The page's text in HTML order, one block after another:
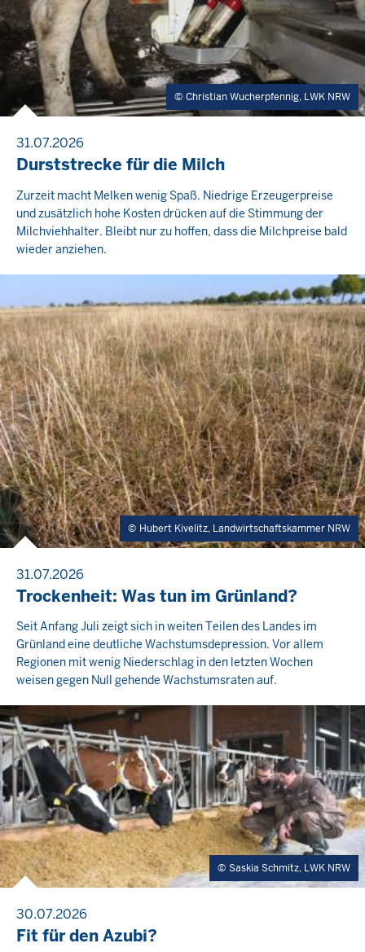
Christian Wucherpfennig, LWK NRW
31.07.2026
Durststrecke für die Milch
Zurzeit macht Melken wenig Spaß. Niedrige Erzeugerpreise
und zusätzlich hohe Kosten drücken auf die Stimmung der
Milchviehhalter. Bleibt nur zu hoffen, dass die Milchpreise bald
wieder anziehen.
Hubert Kivelitz, Landwirtschaftskammer NRW
31.07.2026
Trockenheit: Was tun im Grünland?
Seit Anfang Juli zeigt sich in weiten Teilen des Landes im
Grünland eine deutliche Wachstumsdepression. Vor allem
Regionen mit wenig Niederschlag in den letzten Wochen
weisen gegen Null gehende Wachstumsraten auf.
Saskia Schmitz, LWK NRW
30.07.2026
Fit für den Azubi?